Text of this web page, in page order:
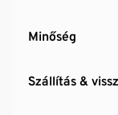
Minőség
Szállítás &